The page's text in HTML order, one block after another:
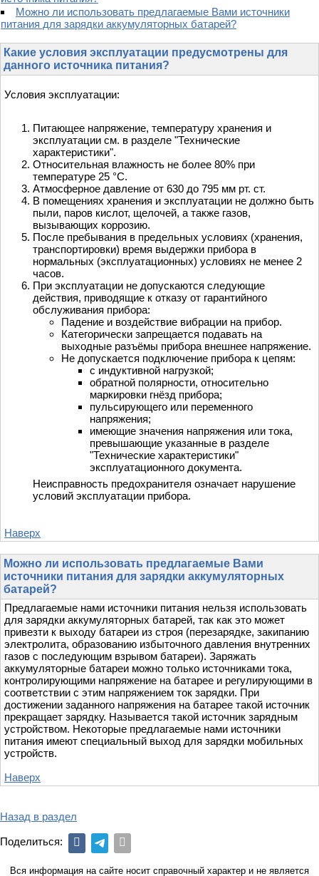
Можно ли использовать предлагаемые Вами источники
питания для зарядки аккумуляторных батарей?
Какие условия эксплуатации предусмотрены для
данного источника питания?
Условия эксплуатации:
Питающее напряжение, температуру хранения и
эксплуатации см. в разделе "Технические
характеристики".
Относительная влажность не более 80% при
температуре 25 °С.
Атмосферное давление от 630 до 795 мм рт. ст.
В помещениях хранения и эксплуатации не должно быть
пыли, паров кислот, щелочей, а также газов,
вызывающих коррозию.
После пребывания в предельных условиях (хранения,
транспортировки) время выдержки прибора в
нормальных (эксплуатационных) условиях не менее 2
часов.
При эксплуатации не допускаются следующие
действия, приводящие к отказу от гарантийного
обслуживания прибора:
Падение и воздействие вибрации на прибор.
Категорически запрещается подавать на
выходные разъёмы прибора внешнее напряжение.
Не допускается подключение прибора к цепям:
с индуктивной нагрузкой;
обратной полярности, относительно
маркировки гнёзд прибора;
пульсирующего или переменного
напряжения;
имеющие значения напряжения или тока,
превышающие указанные в разделе
"Технические характеристики"
эксплуатационного документа.
Неисправность предохранителя означает нарушение
условий эксплуатации прибора.
Наверх
Можно ли использовать предлагаемые Вами
источники питания для зарядки аккумуляторных
батарей?
Предлагаемые нами источники питания нельзя использовать
для зарядки аккумуляторных батарей, так как это может
привезти к выходу батареи из строя (перезарядке, закипанию
электролита, образованию избыточного давления внутренних
газов с последующим взрывом батареи). Заряжать
аккумуляторные батареи можно только источниками тока,
контролирующими напряжение на батарее и регулирующими в
соответствии с этим напряжением ток зарядки. При
достижении заданного напряжения на батарее такой источник
прекращает зарядку. Называется такой источник зарядным
устройством. Некоторые предлагаемые нами источники
питания имеют специальный выход для зарядки мобильных
устройств.
Наверх
Назад в раздел
Поделиться:
Вся информация на сайте носит справочный характер и не является